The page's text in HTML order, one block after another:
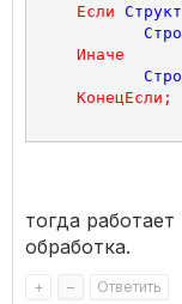
Если
Иначе
КонецЕсли ;
тогда
обработка.
+ – Ответить